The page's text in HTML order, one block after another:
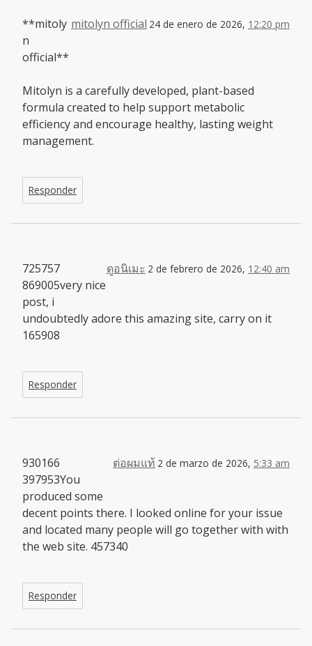
mitolyn official 24 de enero de 2026, 12:20 pm
**mitoly
n
official**
Mitolyn is a carefully developed, plant-based
formula created to help support metabolic
efficiency and encourage healthy, lasting weight
management.
Responder
ดูอนิเมะ 2 de febrero de 2026, 12:40 am
725757
869005very nice
post, i
undoubtedly adore this amazing site, carry on it
165908
Responder
ต่อผมแท้ 2 de marzo de 2026, 5:33 am
930166
397953You
produced some
decent points there. I looked online for your issue
and located many people will go together with with
the web site. 457340
Responder